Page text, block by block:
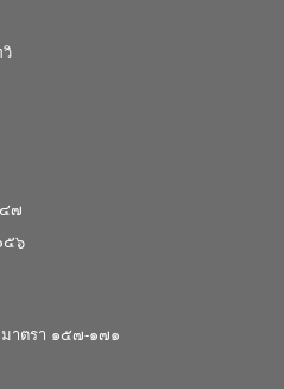
๗
๕๖
าตรา ๑๕๗-๑๗๑